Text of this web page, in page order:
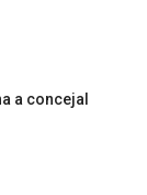
a concejal